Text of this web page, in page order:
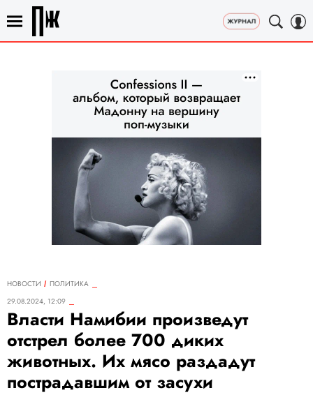
НОВОСТИ
ПОЛИТИКА
29.08.2024, 12:09
Власти Намибии произведут
отстрел более 700 диких
животных. Их мясо раздадут
пострадавшим от засухи